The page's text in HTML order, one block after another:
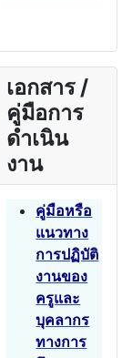
เอกสาร /
คู่มือการ
ดำเนิน
งาน
คู่มือหรือ
แนวทาง
การปฏิบัติ
งานของ
ครูและ
บุคลากร
ทางการ